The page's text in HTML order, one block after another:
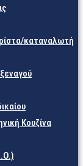
καταναλωτή
Κουζίνα